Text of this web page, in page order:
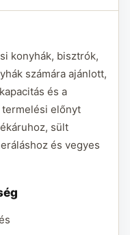
konyhák, bisztrók,
számára ajánlott,
és a
előnyt
sült
és vegyes